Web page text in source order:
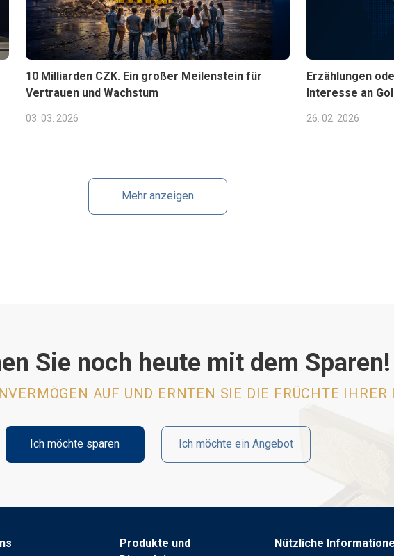
10 Milliarden CZK. Ein großer Meilenstein für
Vertrauen und Wachstum
03. 03. 2026
Erzählungen
Interesse an
26. 02. 2026
Mehr anzeigen
Sie noch heute mit dem Sparen!
AUF UND ERNTEN SIE DIE FRÜCHTE IHRER
Ich möchte sparen Ich möchte ein Angebot
Produkte und
Nützliche